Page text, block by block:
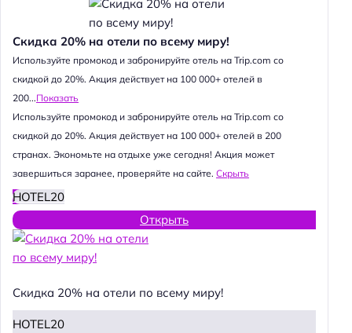
Скидка 20% на отели по всему миру!
Используйте промокод и забронируйте отель на Trip.com со
скидкой до 20%. Акция действует на 100 000+ отелей в
200...Показать
Используйте промокод и забронируйте отель на Trip.com со
скидкой до 20%. Акция действует на 100 000+ отелей в 200
странах. Экономьте на отдыхе уже сегодня! Акция может
завершиться заранее, проверяйте на сайте. Скрыть
HOTEL20
Открыть
Скидка 20% на отели по всему миру!
HOTEL20